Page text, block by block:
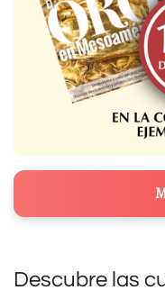
Descubre las